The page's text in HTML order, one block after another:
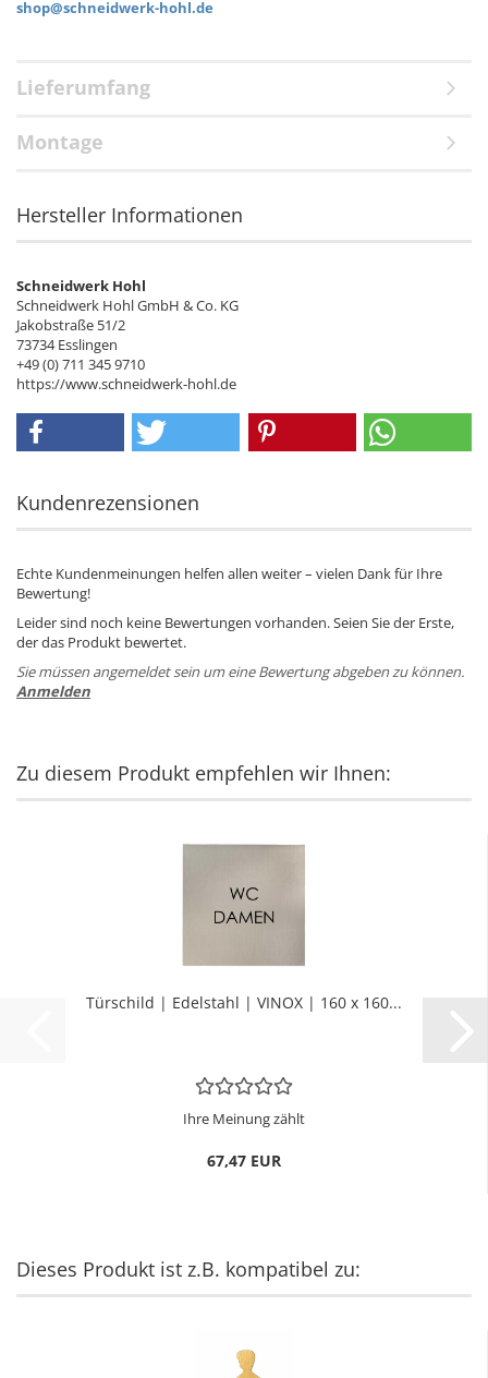
shop@schneidwerk-hohl.de
Lieferumfang
Montage
Hersteller Informationen
Schneidwerk Hohl
Schneidwerk Hohl GmbH & Co. KG
Jakobstraße 51/2
73734 Esslingen
+49 (0) 711 345 9710
https://www.schneidwerk-hohl.de
Kundenrezensionen
Echte Kundenmeinungen helfen allen weiter – vielen Dank für Ihre
Bewertung!
Leider sind noch keine Bewertungen vorhanden. Seien Sie der Erste,
der das Produkt bewertet.
Sie müssen angemeldet sein um eine Bewertung abgeben zu können.
Anmelden
Zu diesem Produkt empfehlen wir Ihnen:
Tür­schild | Edel­stahl | VINOX | 160 x 160...
Ihre Meinung zählt
67,47 EUR
Dieses Produkt ist z.B. kompatibel zu: